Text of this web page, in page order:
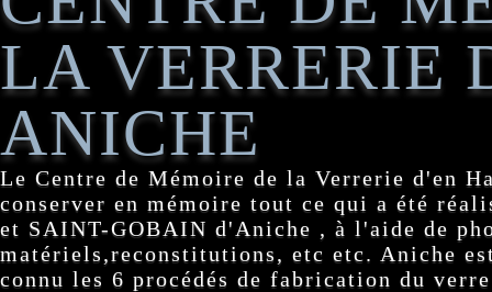
LA VERRERIE
ANICHE
Le Centre de Mémoire de la Verrerie d'en
conserver en mémoire tout ce qui a été
et SAINT-GOBAIN d'Aniche , à l'aide de
matériels,reconstitutions, etc etc. Aniche
connu les 6 procédés de fabrication du